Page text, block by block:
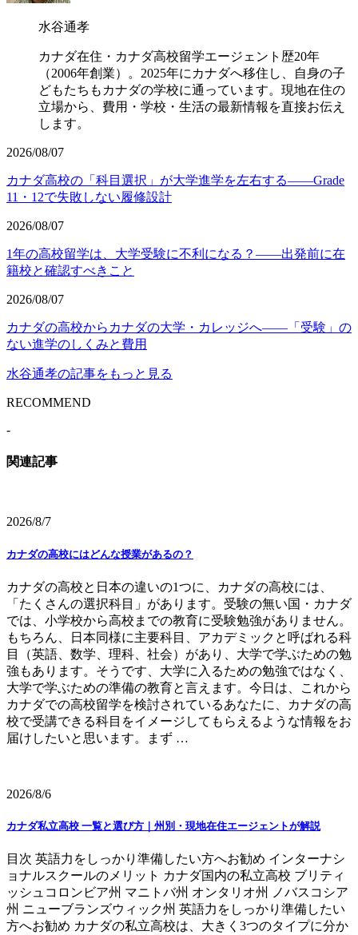
水谷通孝
カナダ在住・カナダ高校留学エージェント歴20年
（2006年創業）。2025年にカナダへ移住し、自身の子
どもたちもカナダの学校に通っています。現地在住の
立場から、費用・学校・生活の最新情報を直接お伝え
します。
2026/08/07
カナダ高校の「科目選択」が大学進学を左右する——Grade
11・12で失敗しない履修設計
2026/08/07
1年の高校留学は、大学受験に不利になる？——出発前に在
籍校と確認すべきこと
2026/08/07
カナダの高校からカナダの大学・カレッジへ——「受験」の
ない進学のしくみと費用
水谷通孝の記事をもっと見る
RECOMMEND
-
関連記事
2026/8/7
カナダの高校にはどんな授業があるの？
カナダの高校と日本の違いの1つに、カナダの高校には、
「たくさんの選択科目」があります。受験の無い国・カナダ
では、小学校から高校までの教育に受験勉強がありません。
もちろん、日本同様に主要科目、アカデミックと呼ばれる科
目（英語、数学、理科、社会）があり、大学で学ぶための勉
強もあります。そうです、大学に入るための勉強ではなく、
大学で学ぶための準備の教育と言えます。今日は、これから
カナダでの高校留学を検討されているあなたに、カナダの高
校で受講できる科目をイメージしてもらえるような情報をお
届けしたいと思います。まず …
2026/8/6
カナダ私立高校 一覧と選び方｜州別・現地在住エージェントが解説
目次 英語力をしっかり準備したい方へお勧め インターナシ
ョナルスクールのメリット カナダ国内の私立高校 ブリティ
ッシュコロンビア州 マニトバ州 オンタリオ州 ノバスコシア
州 ニューブランズウィック州 英語力をしっかり準備したい
方へお勧め カナダの私立高校は、大きく3つのタイプに分か